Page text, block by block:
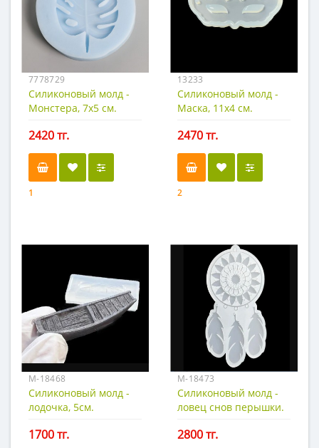
7778729
Силиконовый молд -
Монстера, 7х5 см.
2420 тг.
1
13233
Силиконовый молд -
Маска, 11х4 см.
2470 тг.
2
М-18468
Силиконовый молд -
лодочка, 5см.
1700 тг.
М-18473
Силиконовый молд -
ловец снов перышки.
2800 тг.